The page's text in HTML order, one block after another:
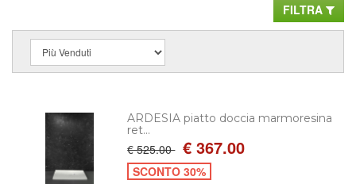
FILTRA
ARDESIA piatto doccia marmoresina
ret...
€ 525.00 € 367.00
SCONTO 30%